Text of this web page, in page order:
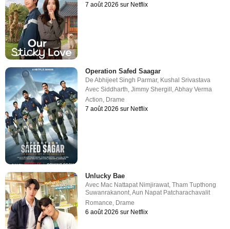
7 août 2026 sur Netflix
Operation Safed Saagar
DeAbhijeet Singh Parmar, Kushal Srivastava
AvecSiddharth,Jimmy Shergill ,Abhay Verma
Action, Drame
7 août 2026 sur Netflix
Unlucky Bae
Avec Mac Nattapat Nimjirawat ,Tham Tupthong
Suwanrakanont ,Aun Napat Patcharachavalit
Romance Drame
6 août 2026 sur Netflix